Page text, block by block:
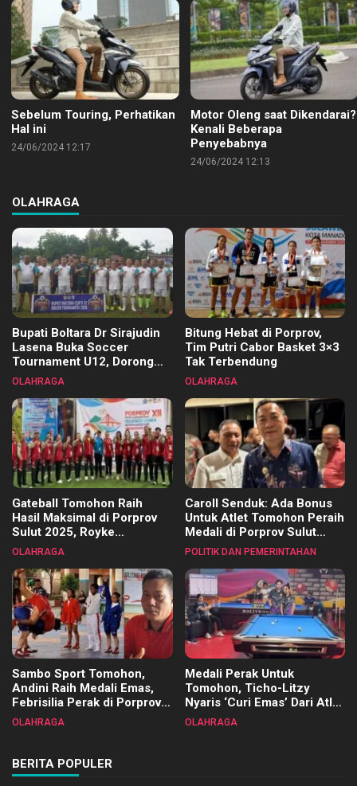
Sebelum Touring, Perhatikan
Hal ini
24/06/2024 12:17
Motor Oleng saat Dikendarai?
Kenali Beberapa
Penyebabnya
24/06/2024 12:13
OLAHRAGA
Bupati Boltara Dr Sirajudin
Lasena Buka Soccer
Tournament U12, Dorong
Pembinaan Merata di Setiap
OLAHRAGA
Bitung Hebat di Porprov,
Tim Putri Cabor Basket 3×3
Tak Terbendung
OLAHRAGA
Gateball Tomohon Raih
Hasil Maksimal di Porprov
Sulut 2025, Royke
Tangkawarouw Ucapkan
OLAHRAGA
Caroll Senduk: Ada Bonus
Untuk Atlet Tomohon Peraih
Medali di Porprov Sulut
2025
POLITIK DAN PEMERINTAHAN
Sambo Sport Tomohon,
Andini Raih Medali Emas,
Febrisilia Perak di Porprov
Sulut 2025
OLAHRAGA
Medali Perak Untuk
Tomohon, Ticho-Litzy
Nyaris ‘Curi Emas’ Dari Atlet
Biliar PON di Porprov Sulut
OLAHRAGA
BERITA POPULER